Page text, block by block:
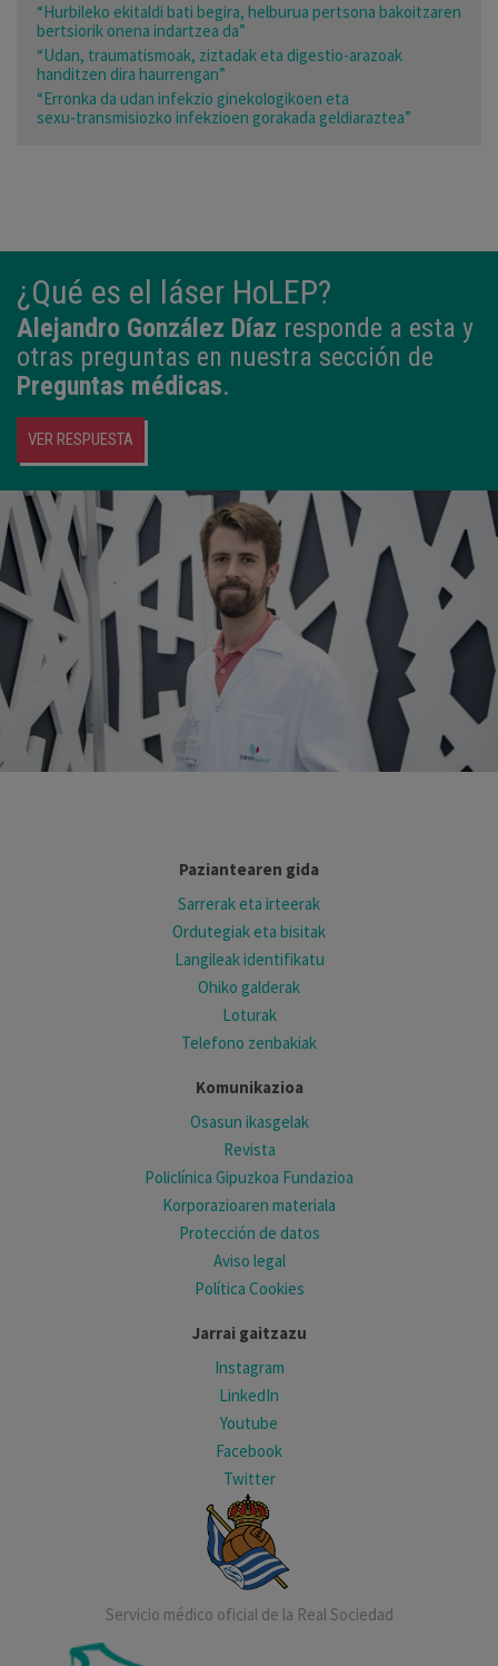
“Hurbileko ekitaldi bati begira, helburua pertsona bakoitzaren
bertsiorik onena indartzea da”
“Udan, traumatismoak, ziztadak eta digestio-arazoak
handitzen dira haurrengan”
“Erronka da udan infekzio ginekologikoen eta
sexu‑transmisiozko infekzioen gorakada geldiaraztea”
¿Qué es el láser HoLEP?
Alejandro González Díaz responde a esta y
otras preguntas en nuestra sección de
Preguntas médicas.
VER RESPUESTA
Paziantearen gida
Sarrerak eta irteerak
Ordutegiak eta bisitak
Langileak identifikatu
Ohiko galderak
Loturak
Telefono zenbakiak
Komunikazioa
Osasun ikasgelak
Revista
Policlínica Gipuzkoa Fundazioa
Korporazioaren materiala
Protección de datos
Aviso legal
Política Cookies
Jarrai gaitzazu
Instagram
LinkedIn
Youtube
Facebook
Twitter
Servicio médico oficial de la Real Sociedad